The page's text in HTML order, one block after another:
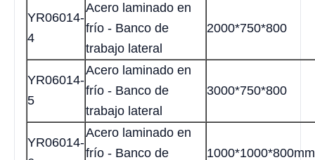
YR06014-
4
Acero laminado en
frío - Banco de
trabajo lateral
2000*750*800
YR06014-
5
Acero laminado en
frío - Banco de
trabajo lateral
3000*750*800
YR06014-
Acero laminado en
frío - Banco de
1000*1000*800mm